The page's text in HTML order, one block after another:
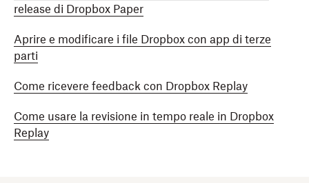
release di Dropbox Paper
Aprire e modificare i file Dropbox con app di terze
parti
Come ricevere feedback con Dropbox Replay
Come usare la revisione in tempo reale in Dropbox
Replay